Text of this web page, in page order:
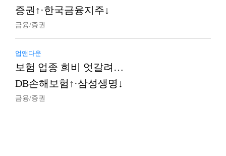
증권↑·한국금융지주↓
금융/증권
업앤다운
보험 업종 희비 엇갈려…
DB손해보험↑·삼성생명↓
금융/증권